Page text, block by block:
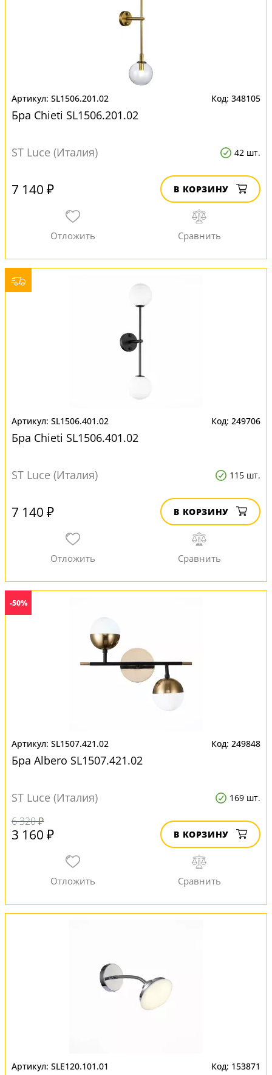
SL1506.201.02 348105
Бра Chieti SL1506.201.02
ST Luce (Италия) 42 шт.
7 140 ₽ В КОРЗИНУ
SL1506.401.02 249706
Бра Chieti SL1506.401.02
ST Luce (Италия) 115 шт.
7 140 ₽ В КОРЗИНУ
-50%
SL1507.421.02 249848
Бра Albero SL1507.421.02
ST Luce (Италия) 169 шт.
6 320 ₽
3 160 ₽ В КОРЗИНУ
SLE120.101.01 153871